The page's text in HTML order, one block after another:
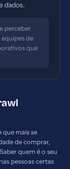
dados.
perceber
de
que
que mais se
de comprar,
quem é o seu
pessoas certas